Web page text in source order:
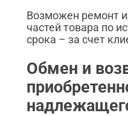
Возможен ремонт
частей товара по
срока – за счет
Обмен и